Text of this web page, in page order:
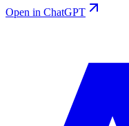
Open in ChatGPT